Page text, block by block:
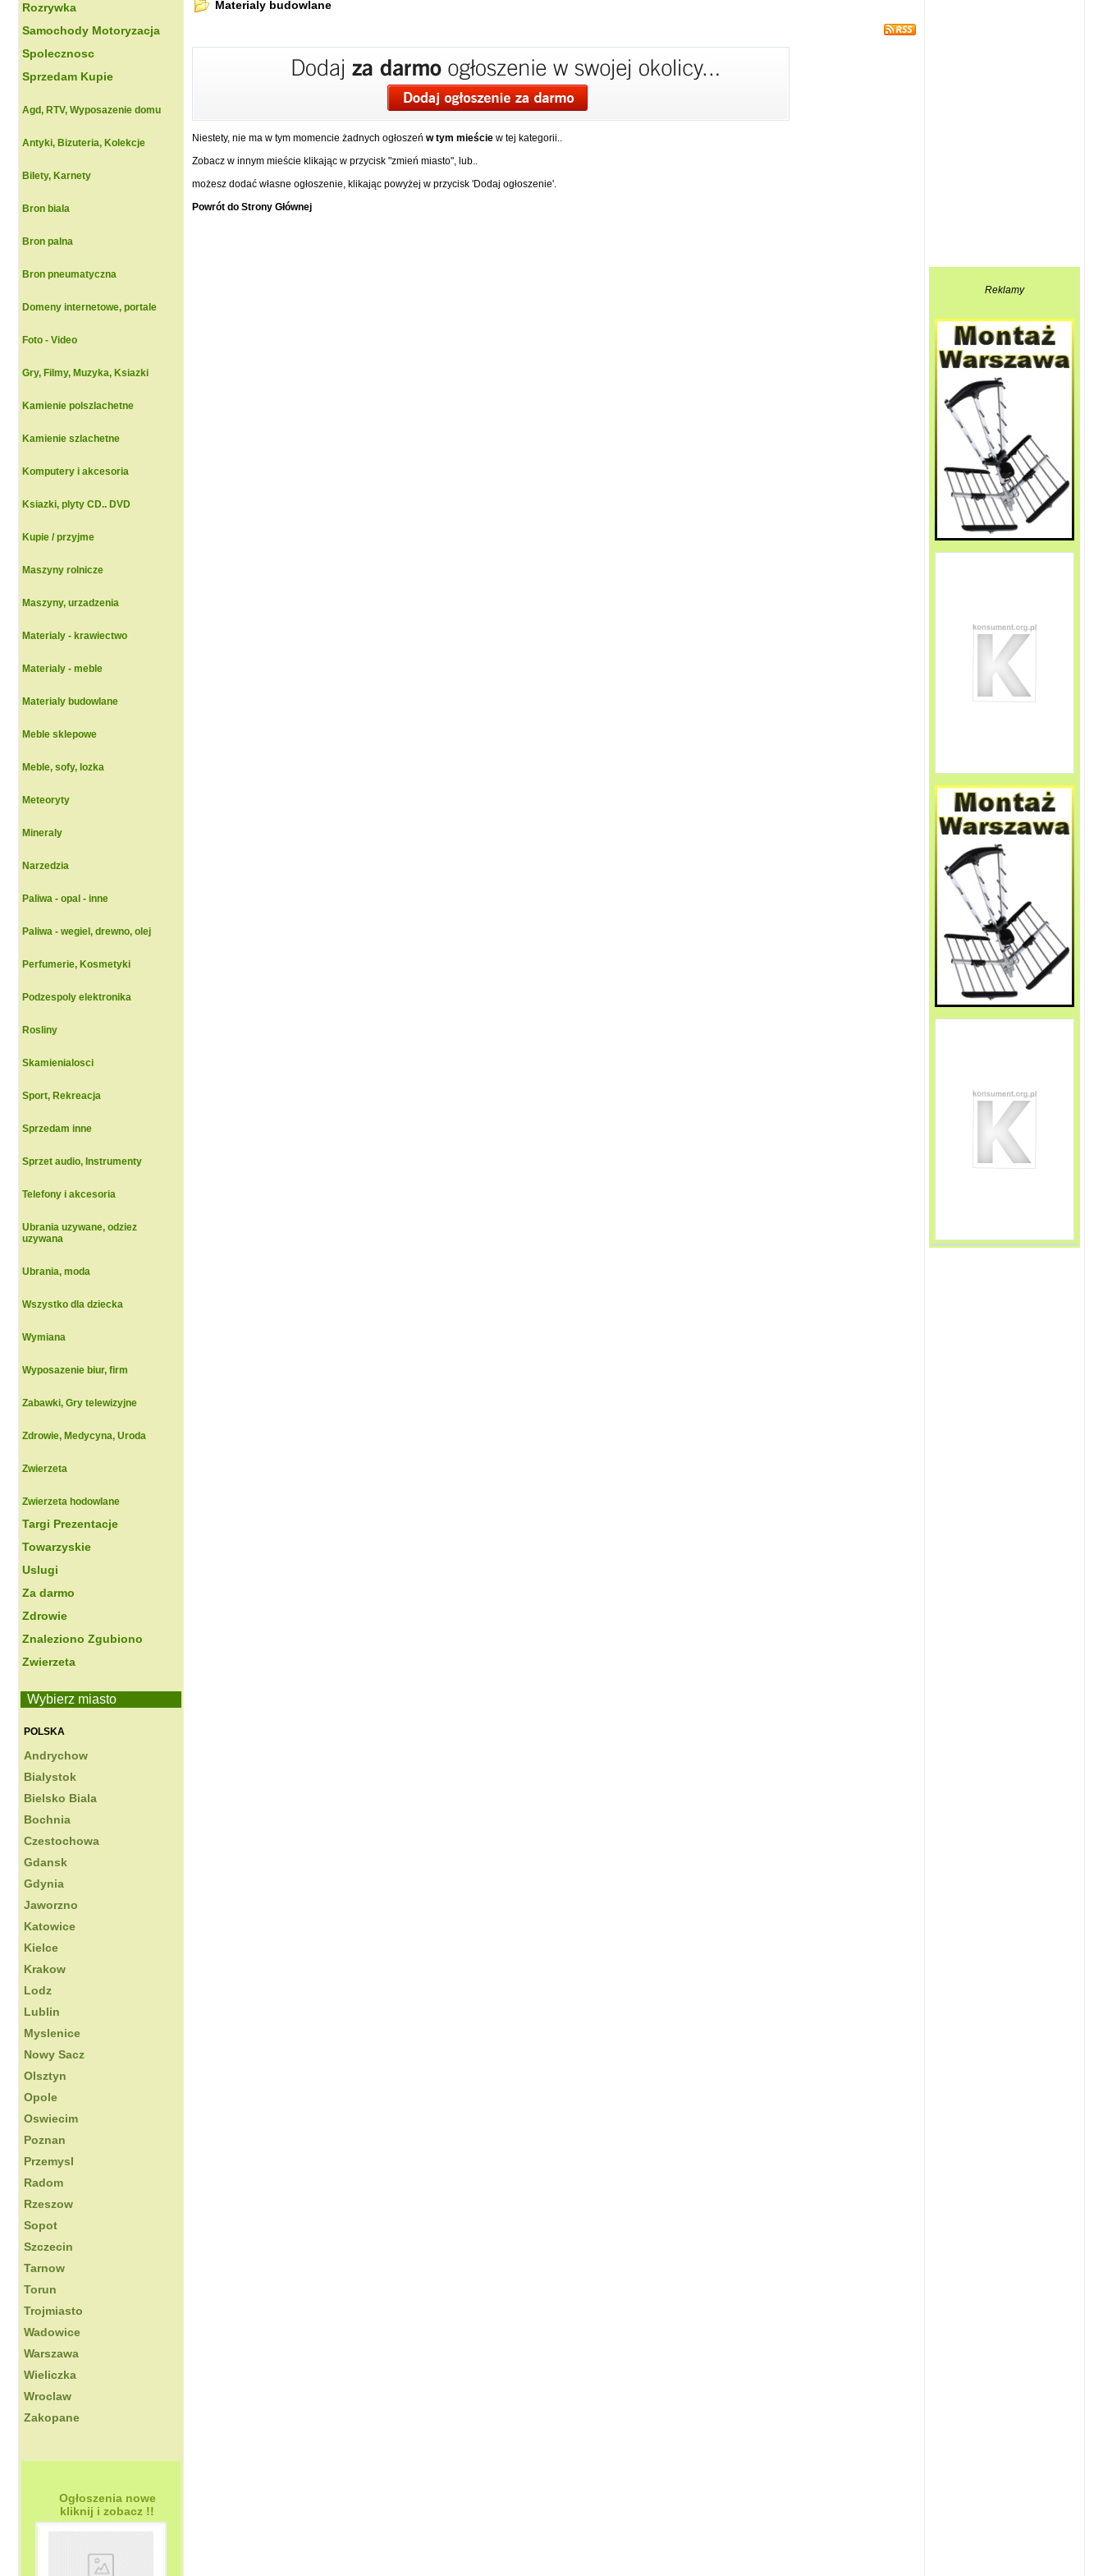
Rozrywka
Samochody Motoryzacja
Spolecznosc
Sprzedam Kupie
Agd, RTV, Wyposazenie domu
Antyki, Bizuteria, Kolekcje
Bilety, Karnety
Bron biala
Bron palna
Bron pneumatyczna
Domeny internetowe, portale
Foto - Video
Gry, Filmy, Muzyka, Ksiazki
Kamienie polszlachetne
Kamienie szlachetne
Komputery i akcesoria
Ksiazki, plyty CD.. DVD
Kupie / przyjme
Maszyny rolnicze
Maszyny, urzadzenia
Materialy - krawiectwo
Materialy - meble
Materialy budowlane
Meble sklepowe
Meble, sofy, lozka
Meteoryty
Mineraly
Narzedzia
Paliwa - opal - inne
Paliwa - wegiel, drewno, olej
Perfumerie, Kosmetyki
Podzespoly elektronika
Rosliny
Skamienialosci
Sport, Rekreacja
Sprzedam inne
Sprzet audio, Instrumenty
Telefony i akcesoria
Ubrania uzywane, odziez
uzywana
Ubrania, moda
Wszystko dla dziecka
Wymiana
Wyposazenie biur, firm
Zabawki, Gry telewizyjne
Zdrowie, Medycyna, Uroda
Zwierzeta
Zwierzeta hodowlane
Targi Prezentacje
Towarzyskie
Uslugi
Za darmo
Zdrowie
Znaleziono Zgubiono
Zwierzeta
Wybierz miasto
POLSKA
Andrychow
Bialystok
Bielsko Biala
Bochnia
Czestochowa
Gdansk
Gdynia
Jaworzno
Katowice
Kielce
Krakow
Lodz
Lublin
Myslenice
Nowy Sacz
Olsztyn
Opole
Oswiecim
Poznan
Przemysl
Radom
Rzeszow
Sopot
Szczecin
Tarnow
Torun
Trojmiasto
Wadowice
Warszawa
Wieliczka
Wroclaw
Zakopane
Ogłoszenia nowe
kliknij i zobacz !!
Materialy budowlane
Niestety, nie ma w tym momencie żadnych ogłoszeń w tym mieście w tej kategorii..
Zobacz w innym mieście klikając w przycisk "zmień miasto", lub..
możesz dodać własne ogłoszenie, klikając powyżej w przycisk 'Dodaj ogłoszenie'.
Powrót do Strony Głównej
Reklamy